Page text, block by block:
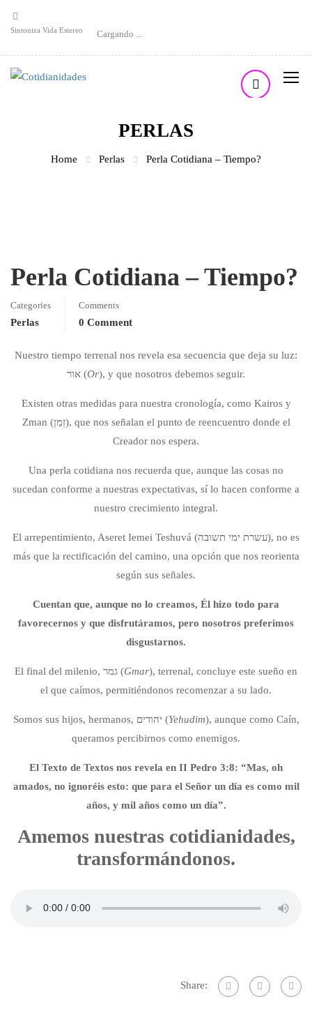
Sintoniza Vida Estereo Cargando ...
PERLAS
Home Perlas Perla Cotidiana – Tiempo?
Perla Cotidiana – Tiempo?
Categories
Perlas
Comments
0 Comment
Nuestro tiempo terrenal nos revela esa secuencia que deja su luz:
אור (Or), y que nosotros debemos seguir.
Existen otras medidas para nuestra cronología, como Kairos y
Zman (זְמַן), que nos señalan el punto de reencuentro donde el
Creador nos espera.
Una perla cotidiana nos recuerda que, aunque las cosas no
sucedan conforme a nuestras expectativas, sí lo hacen conforme a
nuestro crecimiento integral.
El arrepentimiento, Aseret Iemei Teshuvá (עשרת ימי תשובה), no es
más que la rectificación del camino, una opción que nos reorienta
según sus señales.
Cuentan que, aunque no lo creamos, Él hizo todo para
favorecernos y que disfrutáramos, pero nosotros preferimos
disgustarnos.
El final del milenio, גמר (Gmar), terrenal, concluye este sueño en
el que caímos, permitiéndonos recomenzar a su lado.
Somos sus hijos, hermanos, יהודים (Yehudim), aunque como Caín,
queramos percibirnos como enemigos.
El Texto de Textos nos revela en II Pedro 3:8: “Mas, oh
amados, no ignoréis esto: que para el Señor un día es como mil
años, y mil años como un día”.
Amemos nuestras cotidianidades,
transformándonos.
Share: